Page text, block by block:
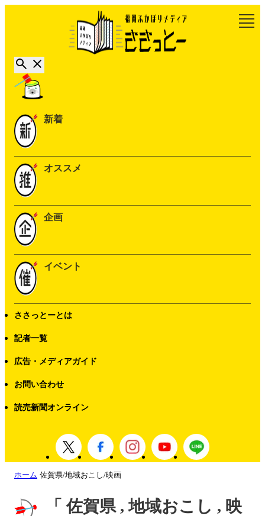
新着
オススメ
企画
イベント
ささっとーとは
記者一覧
広告・メディアガイド
お問い合わせ
読売新聞オンライン
ホーム 佐賀県/地域おこし/映画
「 佐賀県 , 地域おこし , 映